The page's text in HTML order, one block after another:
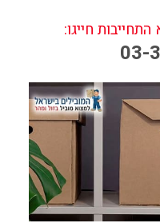
חייגו:
03-